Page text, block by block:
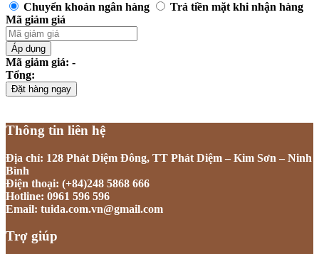
Chuyển khoản ngân hàng
Trả tiền mặt khi nhận hàng
Mã giảm giá
Áp dụng
Mã giảm giá: -
Tổng:
Đặt hàng ngay
Thông tin liên hệ
Địa chỉ: 128 Phát Diệm Đông, TT Phát Diệm – Kim Sơn – Ninh
Bình
Điện thoại: (+84)248 5868 666
Hotline: 0961 596 596
Email: tuida.com.vn@gmail.com
Trợ giúp